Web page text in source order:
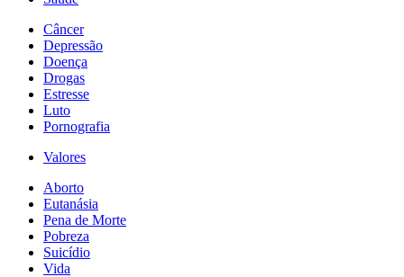
Câncer
Depressão
Doença
Drogas
Estresse
Luto
Pornografia
Valores
Aborto
Eutanásia
Pena de Morte
Pobreza
Suicídio
Vida